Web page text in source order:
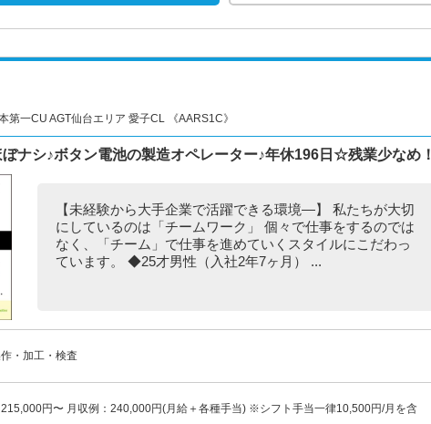
第一CU AGT仙台エリア 愛子CL 《AARS1C》
ナシ♪ボタン電池の製造オペレーター♪年休196日☆残業少なめ！
【未経験から大手企業で活躍できる環境―】 私たちが大切
にしているのは「チームワーク」 個々で仕事をするのでは
なく、「チーム」で仕事を進めていくスタイルにこだわっ
ています。 ◆25才男性（入社2年7ヶ月） ...
・加工・検査
215,000円〜 月収例：240,000円(月給＋各種手当) ※シフト手当一律10,500円/月を含